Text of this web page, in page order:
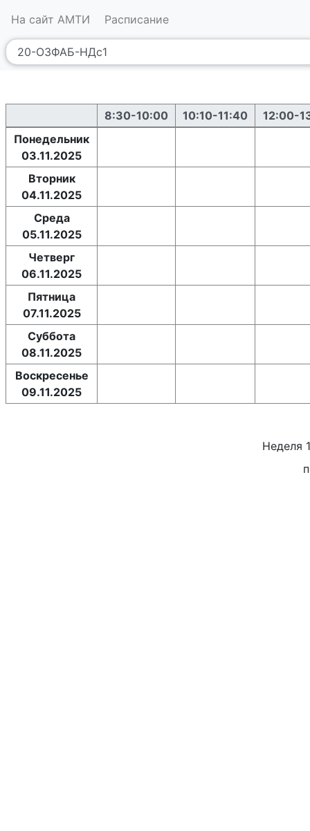
На сайт АМТИ Расписание
8:30-10:00 10:10-11:40
12:00-
Понедельник
03.11.2025
Вторник
04.11.2025
Среда
05.11.2025
Четверг
06.11.2025
Пятница
07.11.2025
Суббота
08.11.2025
Воскресенье
09.11.2025
Неделя